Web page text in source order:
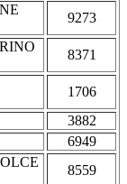
9273
8371
1706
3882
6949
8559